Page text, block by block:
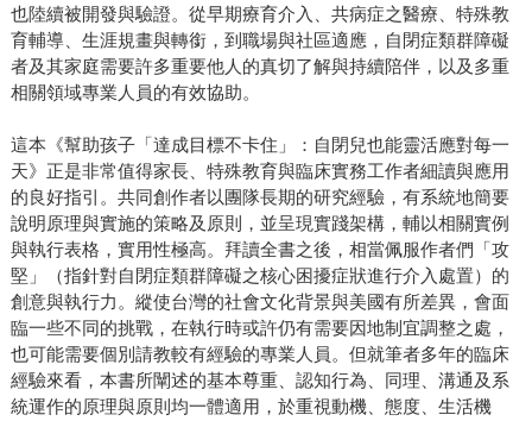
也陸續被開發與驗證。從早期療育介入、共病症之醫療、特殊教
育輔導、生涯規畫與轉銜，到職場與社區適應，自閉症類群障礙
者及其家庭需要許多重要他人的真切了解與持續陪伴，以及多重
相關領域專業人員的有效協助。
這本《幫助孩子「達成目標不卡住」：自閉兒也能靈活應對每一
天》正是非常值得家長、特殊教育與臨床實務工作者細讀與應用
的良好指引。共同創作者以團隊長期的研究經驗，有系統地簡要
說明原理與實施的策略及原則，並呈現實踐架構，輔以相關實例
與執行表格，實用性極高。拜讀全書之後，相當佩服作者們「攻
堅」（指針對自閉症類群障礙之核心困擾症狀進行介入處置）的
創意與執行力。縱使台灣的社會文化背景與美國有所差異，會面
臨一些不同的挑戰，在執行時或許仍有需要因地制宜調整之處，
也可能需要個別請教較有經驗的專業人員。但就筆者多年的臨床
經驗來看，本書所闡述的基本尊重、認知行為、同理、溝通及系
統運作的原理與原則均一體適用，於重視動機、態度、生活機